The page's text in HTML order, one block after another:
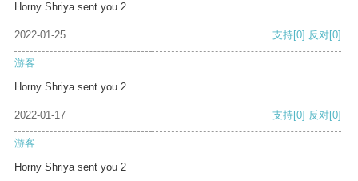
Horny Shriya sent you 2
2022-01-25 支持[0] 反对[0]
游客
Horny Shriya sent you 2
2022-01-17 支持[0] 反对[0]
游客
Horny Shriya sent you 2